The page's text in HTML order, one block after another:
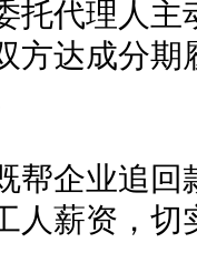
代理人主
方达成分
企业追回
人薪资，切